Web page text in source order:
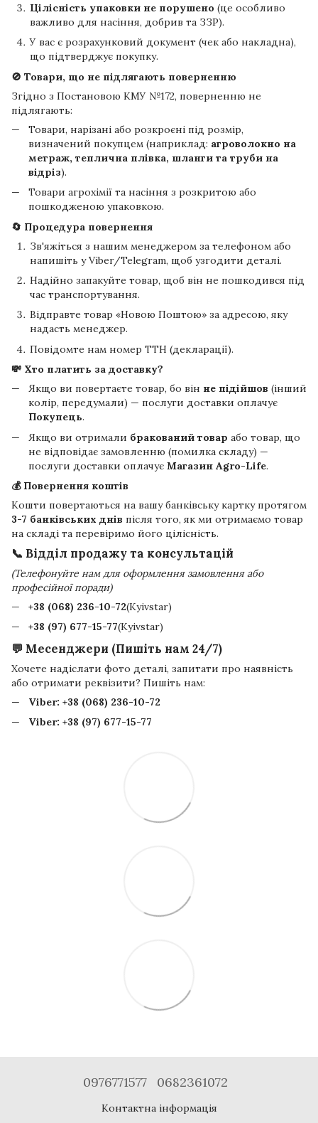
Цілісність упаковки не порушено (це особливо
важливо для насіння, добрив та ЗЗР).
У вас є розрахунковий документ (чек або накладна),
що підтверджує покупку.
🚫 Товари, що не підлягають поверненню
Згідно з Постановою КМУ №172, поверненню не
підлягають:
Товари, нарізані або розкроєні під розмір,
визначений покупцем (наприклад: агроволокно на
метраж, теплична плівка, шланги та труби на
відріз).
Товари агрохімії та насіння з розкритою або
пошкодженою упаковкою.
🔄 Процедура повернення
Зв'яжіться з нашим менеджером за телефоном або
напишіть у Viber/Telegram, щоб узгодити деталі.
Надійно запакуйте товар, щоб він не пошкодився під
час транспортування.
Відправте товар «Новою Поштою» за адресою, яку
надасть менеджер.
Повідомте нам номер ТТН (декларації).
💸 Хто платить за доставку?
Якщо ви повертаєте товар, бо він не підійшов (інший
колір, передумали) — послуги доставки оплачує
Покупець.
Якщо ви отримали бракований товар або товар, що
не відповідає замовленню (помилка складу) —
послуги доставки оплачує Магазин Agro-Life.
💰 Повернення коштів
Кошти повертаються на вашу банківську картку протягом
3-7 банківських днів після того, як ми отримаємо товар
на складі та перевіримо його цілісність.
📞 Відділ продажу та консультацій
(Телефонуйте нам для оформлення замовлення або
професійної поради)
+38 (068) 236-10-72(Kyivstar)
+38 (97) 677-15-77(Kyivstar)
💬 Месенджери (Пишіть нам 24/7)
Хочете надіслати фото деталі, запитати про наявність
або отримати реквізити? Пишіть нам:
Viber: +38 (068) 236-10-72
Viber: +38 (97) 677-15-77
0976771577 0682361072
Контактна інформація